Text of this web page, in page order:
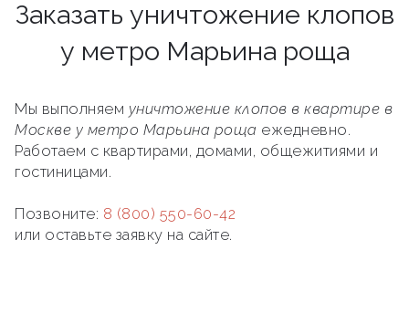
Заказать уничтожение клопов
у метро Марьина роща
Мы выполняем уничтожение клопов в квартире в
Москве у метро Марьина роща ежедневно.
Работаем с квартирами, домами, общежитиями и
гостиницами.
Позвоните: 8 (800) 550-60-42
или оставьте заявку на сайте.